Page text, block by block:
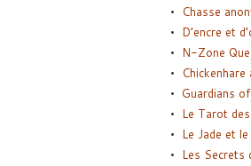
Chasse
D’encre et
N-Zone
Guardians
Le Tarot
Le Jade et
Les Secrets